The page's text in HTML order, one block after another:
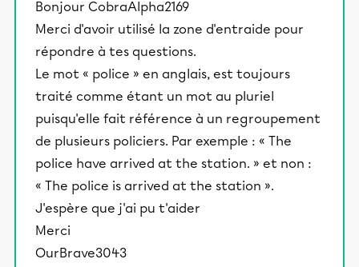
Bonjour CobraAlpha2169
Merci d'avoir utilisé la zone d'entraide pour
répondre à tes questions.
Le mot « police » en anglais, est toujours
traité comme étant un mot au pluriel
puisqu'elle fait référence à un regroupement
de plusieurs policiers. Par exemple : « The
police have arrived at the station. » et non :
« The police is arrived at the station ».
J'espère que j'ai pu t'aider
Merci
OurBrave3043